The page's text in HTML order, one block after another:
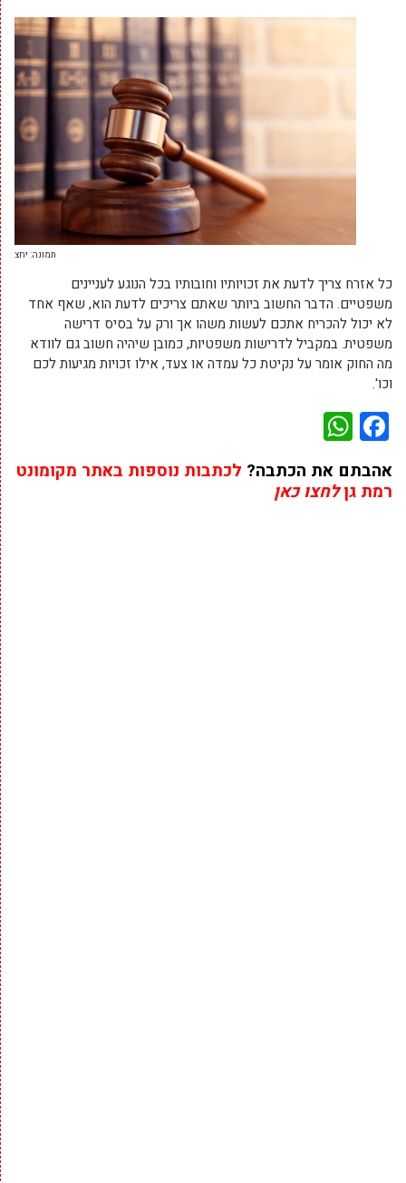
תמונה: יחצ
כל אזרח צריך לדעת את זכויותיו וחובותיו בכל הנוגע לעניינים
משפטיים. הדבר החשוב ביותר שאתם צריכים לדעת הוא, שאף אחד
לא יכול להכריח אתכם לעשות משהו אך ורק על בסיס דרישה
משפטית. במקביל לדרישות משפטיות, כמובן שיהיה חשוב גם לוודא
מה החוק אומר על נקיטת כל עמדה או צעד, אילו זכויות מגיעות לכם
וכו'.
Facebook
אהבתם את הכתבה? לכתבות נוספות באתר מקומונט
רמת גןלחצו כאן